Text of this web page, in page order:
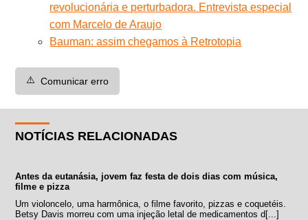
revolucionária e perturbadora. Entrevista especial
com Marcelo de Araujo
Bauman: assim chegamos à Retrotopia
⚠️ Comunicar erro
NOTÍCIAS RELACIONADAS
Antes da eutanásia, jovem faz festa de dois dias com música,
filme e pizza
Um violoncelo, uma harmônica, o filme favorito, pizzas e coquetéis.
Betsy Davis morreu com uma injeção letal de medicamentos d[...]